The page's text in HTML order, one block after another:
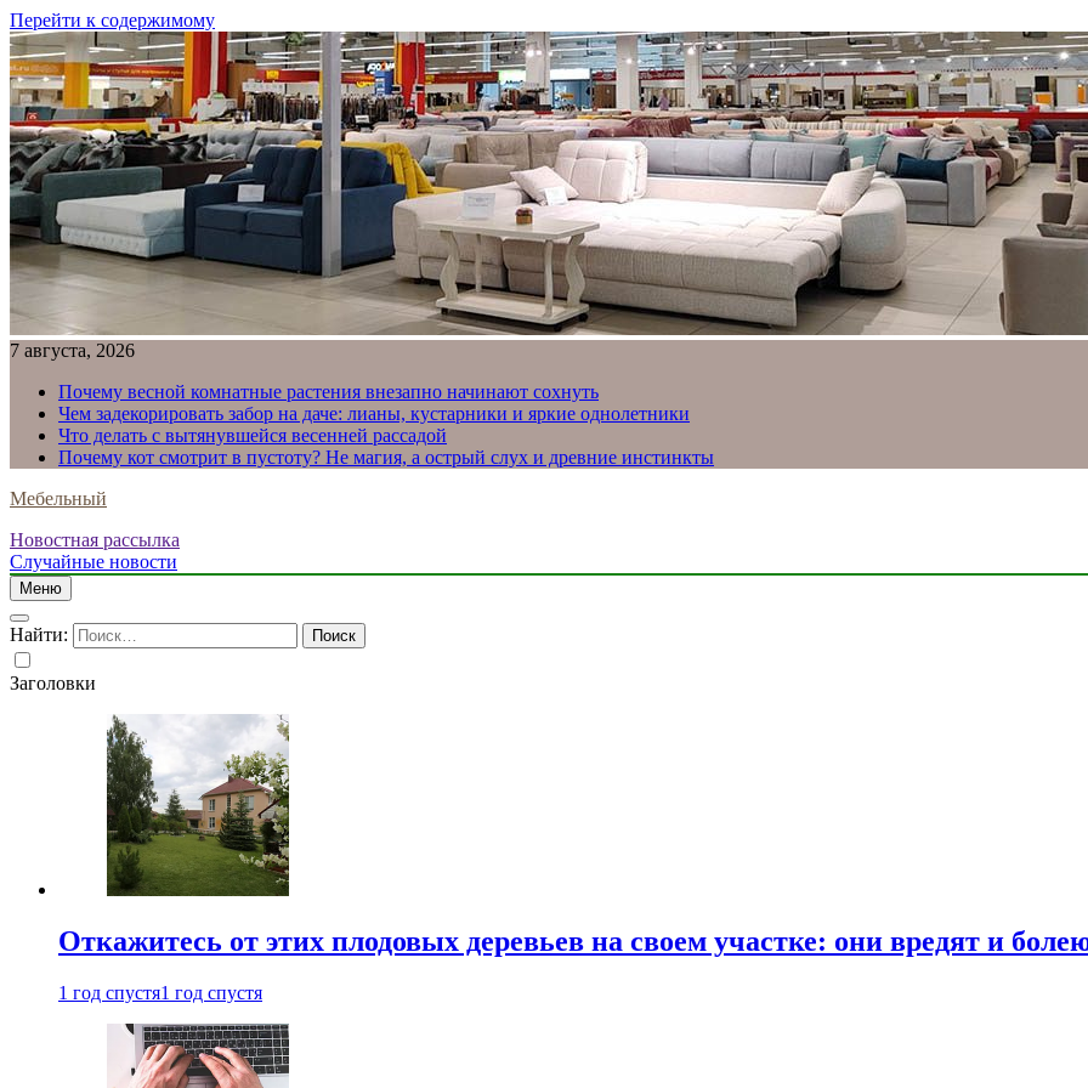
Перейти к содержимому
7 августа, 2026
Почему весной комнатные растения внезапно начинают сохнуть
Чем задекорировать забор на даче: лианы, кустарники и яркие однолетники
Что делать с вытянувшейся весенней рассадой
Почему кот смотрит в пустоту? Не магия, а острый слух и древние инстинкты
Мебельный
Новостная рассылка
Случайные новости
Меню
Найти:
Заголовки
Откажитесь от этих плодовых деревьев на своем участке: они вредят и
1 год спустя1 год спустя